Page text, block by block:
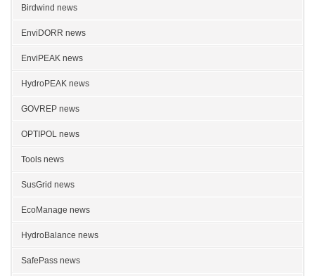
Birdwind news
EnviDORR news
EnviPEAK news
HydroPEAK news
GOVREP news
OPTIPOL news
Tools news
SusGrid news
EcoManage news
HydroBalance news
SafePass news